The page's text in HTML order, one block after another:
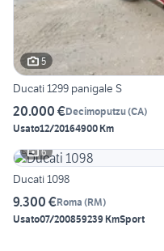
5
Ducati 1299 panigale S
20.000 €Decimoputzu(CA)
Usato12/20164900 Km
6
Ducati 1098
9.300 €Roma (RM)
Usato07/200859239 KmSport